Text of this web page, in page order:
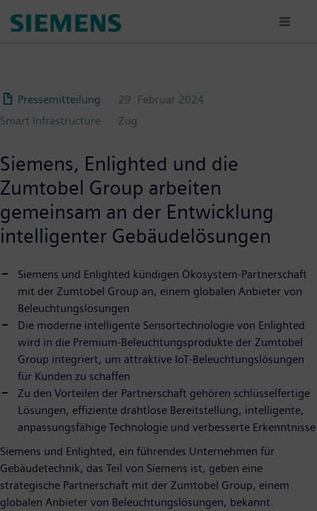
para
Pressemitteilung
29. Februar 2024
Smart Infrastructure
Zug
Siemens, Enlighted und die
Zumtobel Group arbeiten
gemeinsam an der Entwicklung
intelligenter Gebäudelösungen
Siemens und Enlighted kündigen Ökosystem-Partnerschaft
mit der Zumtobel Group an, einem globalen Anbieter von
Beleuchtungslösungen
Die moderne intelligente Sensortechnologie von Enlighted
wird in die Premium-Beleuchtungsprodukte der Zumtobel
Group integriert, um attraktive IoT-Beleuchtungslösungen
für Kunden zu schaffen
Zu den Vorteilen der Partnerschaft gehören schlüsselfertige
Lösungen, effiziente drahtlose Bereitstellung, intelligente,
anpassungsfähige Technologie und verbesserte Erkenntnisse
Siemens und Enlighted, ein führendes Unternehmen für
Gebäudetechnik, das Teil von Siemens ist, geben eine
strategische Partnerschaft mit der Zumtobel Group, einem
globalen Anbieter von Beleuchtungslösungen, bekannt.